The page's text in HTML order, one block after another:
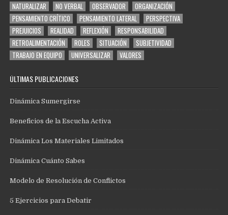
NATURALIZAR
NO VERBAL OBSERVADOR
ORGANIZACIÓN
PENSAMIENTO CRÍTICO
PENSAMIENTO LATERAL
PERSPECTIVA
PREJUICIOS
REALIDAD REFLEXIÓN
RESPONSABILIDAD
RETROALIMENTACIÓN
ROLES SITUACIÓN
SUBJETIVIDAD
TRABAJO EN EQUIPO
UNIVERSALIZAR VALORES
ÚLTIMAS PUBLICACIONES
Dinámica Sumergirse
Beneficios de la Escucha Activa
Dinámica Los Materiales Limitados
Dinámica Cuánto Sabes
Modelo de Resolución de Conflictos
5 Ejercicios para Debatir